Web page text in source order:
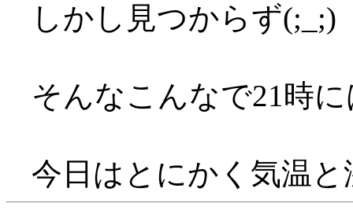
しかし見つからず(;_;)
そんなこんなで21時
今日はとにかく気温